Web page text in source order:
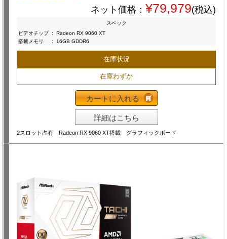
ネット価格： ¥79,979(税込)
スペック
ビデオチップ :
Radeon RX 9060 XT
搭載メモリ
: 16GB GDDR6
在庫状況
在庫わずか
カートに入れる
詳細はこちら
2スロット占有 Radeon RX 9060 XT搭載 グラフィックボード